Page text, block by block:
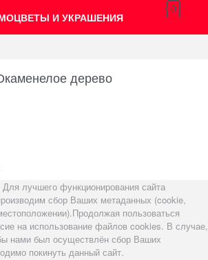
И УКРАШЕНИЯ
0
дерево
лучшего функционирования сайта
сбор Ваших метаданных (cookie,
пользоваться
на использование файлов cookies. В случае,
нами был осуществлён сбор Ваших
покинуть данный сайт.